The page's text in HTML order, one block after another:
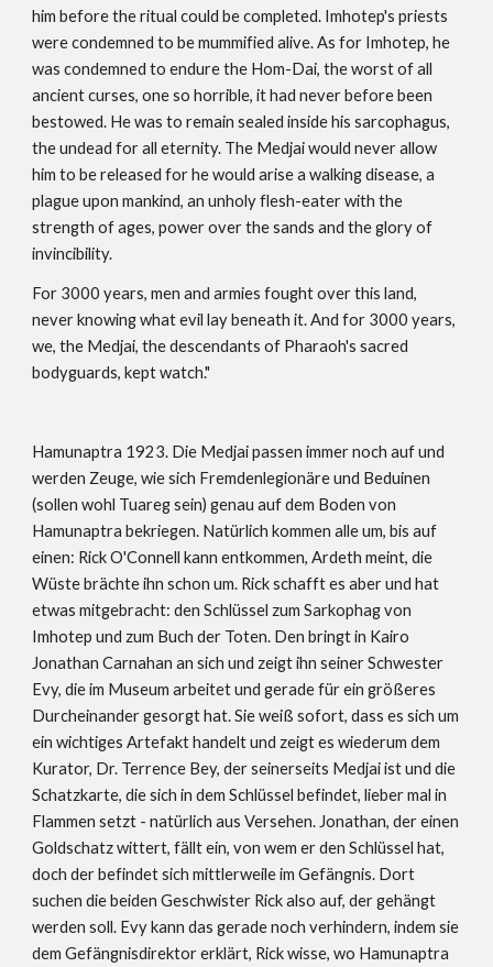
him before the ritual could be completed. Imhotep's priests
were condemned to be mummified alive. As for Imhotep, he
was condemned to endure the Hom-Dai, the worst of all
ancient curses, one so horrible, it had never before been
bestowed. He was to remain sealed inside his sarcophagus,
the undead for all eternity. The Medjai would never allow
him to be released for he would arise a walking disease, a
plague upon mankind, an unholy flesh-eater with the
strength of ages, power over the sands and the glory of
invincibility.
For 3000 years, men and armies fought over this land,
never knowing what evil lay beneath it. And for 3000 years,
we, the Medjai, the descendants of Pharaoh's sacred
bodyguards, kept watch."
Hamunaptra 1923. Die Medjai passen immer noch auf und
werden Zeuge, wie sich Fremdenlegionäre und Beduinen
(sollen wohl Tuareg sein) genau auf dem Boden von
Hamunaptra bekriegen. Natürlich kommen alle um, bis auf
einen: Rick O'Connell kann entkommen, Ardeth meint, die
Wüste brächte ihn schon um. Rick schafft es aber und hat
etwas mitgebracht: den Schlüssel zum Sarkophag von
Imhotep und zum Buch der Toten. Den bringt in Kairo
Jonathan Carnahan an sich und zeigt ihn seiner Schwester
Evy, die im Museum arbeitet und gerade für ein größeres
Durcheinander gesorgt hat. Sie weiß sofort, dass es sich um
ein wichtiges Artefakt handelt und zeigt es wiederum dem
Kurator, Dr. Terrence Bey, der seinerseits Medjai ist und die
Schatzkarte, die sich in dem Schlüssel befindet, lieber mal in
Flammen setzt - natürlich aus Versehen. Jonathan, der einen
Goldschatz wittert, fällt ein, von wem er den Schlüssel hat,
doch der befindet sich mittlerweile im Gefängnis. Dort
suchen die beiden Geschwister Rick also auf, der gehängt
werden soll. Evy kann das gerade noch verhindern, indem sie
dem Gefängnisdirektor erklärt, Rick wisse, wo Hamunaptra